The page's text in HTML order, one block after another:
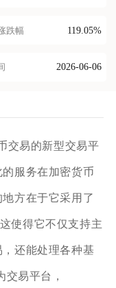
跌幅 119.05%
2026-06-06
交易的新型交易平
服务在加密货币
方在于它采用了
使得它不仅支持主
还能处理各种基
易平台，